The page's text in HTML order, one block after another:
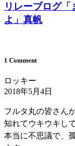
リレーブログ
よ」真帆
1 Comment
ロッキー
2018年5月4日
フルタ丸の皆さん
知れてウキウキし
本当に不思議で、